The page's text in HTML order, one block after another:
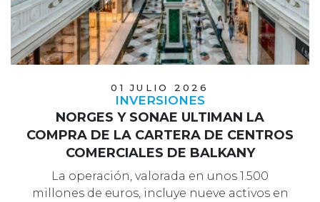
01 JULIO 2026
INVERSIONES
NORGES Y SONAE ULTIMAN LA
COMPRA DE LA CARTERA DE CENTROS
COMERCIALES DE BALKANY
La operación, valorada en unos 1.500
millones de euros, incluye nueve activos en